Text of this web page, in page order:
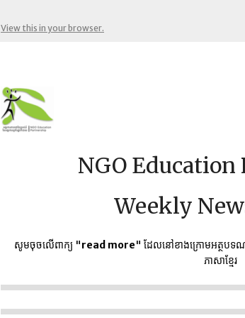
View this in your browser.
NGO
Weekly
សូមចុចលើពាក្យ "read more" ដែលនៅខាងក្រោមអត្ថបទ
ភាសាខ្មែរ